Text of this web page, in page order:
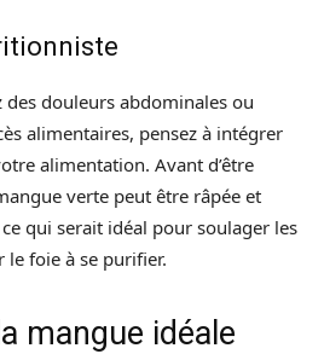
des douleurs abdominales ou
alimentaires, pensez à intégrer
alimentation. Avant d’être
verte peut être râpée et
qui serait idéal pour soulager les
le foie à se purifier.
mangue idéale